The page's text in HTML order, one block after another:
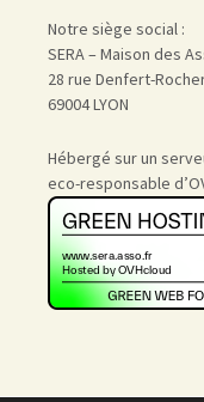
Notre siège social :
SERA – Maison des
28 rue Denfert-
69004 LYON
Hébergé sur un
eco-responsable